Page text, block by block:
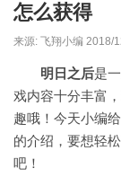
怎么获得
来源: 飞翔小编 2018/
明日之后是
戏内容十分丰富
趣哦！今天小编
的介绍，要想轻
吧！